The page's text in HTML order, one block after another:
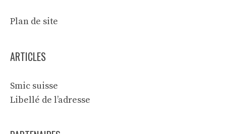
Plan de site
ARTICLES
Smic suisse
Libellé de l’adresse